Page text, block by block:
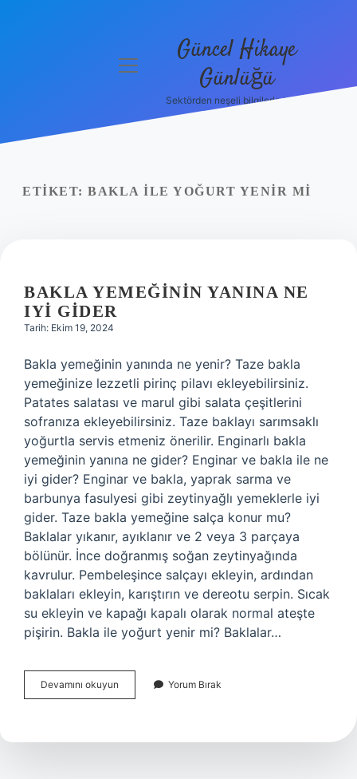
menüyü
Güncel Hikaye
Günlüğü
Sektörden neşeli bilgilerle tanış!
ETIKET: BAKLA ILE YOĞURT YENIR MI
BAKLA YEMEĞININ YANINA NE
IYI GIDER
Tarih: Ekim 19, 2024
Bakla yemeğinin yanında ne yenir? Taze bakla
yemeğinize lezzetli pirinç pilavı ekleyebilirsiniz.
Patates salatası ve marul gibi salata çeşitlerini
sofranıza ekleyebilirsiniz. Taze baklayı sarımsaklı
yoğurtla servis etmeniz önerilir. Enginarlı bakla
yemeğinin yanına ne gider? Enginar ve bakla ile ne
iyi gider? Enginar ve bakla, yaprak sarma ve
barbunya fasulyesi gibi zeytinyağlı yemeklerle iyi
gider. Taze bakla yemeğine salça konur mu?
Baklalar yıkanır, ayıklanır ve 2 veya 3 parçaya
bölünür. İnce doğranmış soğan zeytinyağında
kavrulur. Pembeleşince salçayı ekleyin, ardından
baklaları ekleyin, karıştırın ve dereotu serpin. Sıcak
su ekleyin ve kapağı kapalı olarak normal ateşte
pişirin. Bakla ile yoğurt yenir mi? Baklalar…
Devamını okuyun
Yemeğinin
Iyi
Yorum Bırak